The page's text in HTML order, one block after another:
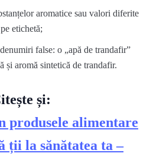
aromatice sau valori diferite
etichetă;
false: o „apă de trandafir”
și aromă sintetică de trandafir.
și:
produsele alimentare
ții la sănătatea ta –